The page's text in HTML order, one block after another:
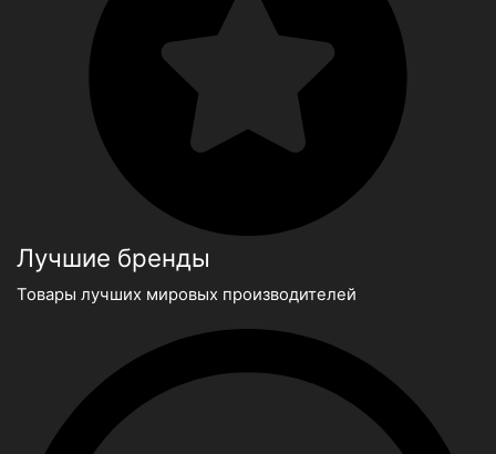
Лучшие бренды
Товары лучших мировых производителей